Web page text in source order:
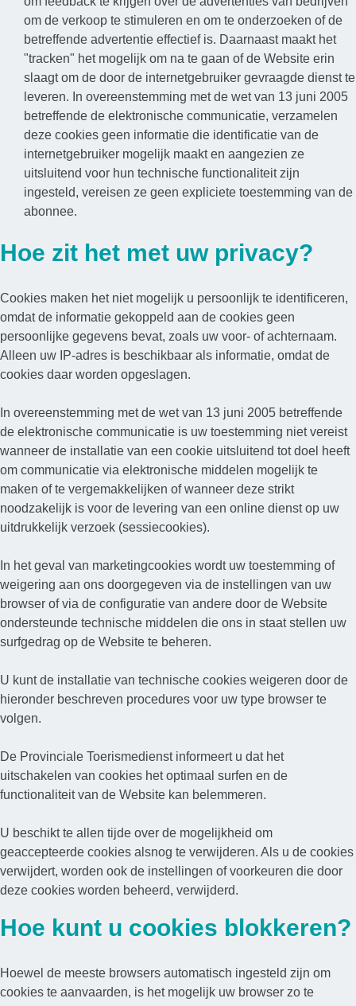
om de verkoop te stimuleren en om te onderzoeken of de
betreffende advertentie effectief is. Daarnaast maakt het
"tracken" het mogelijk om na te gaan of de Website erin
slaagt om de door de internetgebruiker gevraagde dienst te
leveren. In overeenstemming met de wet van 13 juni 2005
betreffende de elektronische communicatie, verzamelen
deze cookies geen informatie die identificatie van de
internetgebruiker mogelijk maakt en aangezien ze
uitsluitend voor hun technische functionaliteit zijn
ingesteld, vereisen ze geen expliciete toestemming van de
abonnee.
Hoe zit het met uw privacy?
Cookies maken het niet mogelijk u persoonlijk te identificeren,
omdat de informatie gekoppeld aan de cookies geen
persoonlijke gegevens bevat, zoals uw voor- of achternaam.
Alleen uw IP-adres is beschikbaar als informatie, omdat de
cookies daar worden opgeslagen.
In overeenstemming met de wet van 13 juni 2005 betreffende
de elektronische communicatie is uw toestemming niet vereist
wanneer de installatie van een cookie uitsluitend tot doel heeft
om communicatie via elektronische middelen mogelijk te
maken of te vergemakkelijken of wanneer deze strikt
noodzakelijk is voor de levering van een online dienst op uw
uitdrukkelijk verzoek (sessiecookies).
In het geval van marketingcookies wordt uw toestemming of
weigering aan ons doorgegeven via de instellingen van uw
browser of via de configuratie van andere door de Website
ondersteunde technische middelen die ons in staat stellen uw
surfgedrag op de Website te beheren.
U kunt de installatie van technische cookies weigeren door de
hieronder beschreven procedures voor uw type browser te
volgen.
De Provinciale Toerismedienst informeert u dat het
uitschakelen van cookies het optimaal surfen en de
functionaliteit van de Website kan belemmeren.
U beschikt te allen tijde over de mogelijkheid om
geaccepteerde cookies alsnog te verwijderen. Als u de cookies
verwijdert, worden ook de instellingen of voorkeuren die door
deze cookies worden beheerd, verwijderd.
Hoe kunt u cookies blokkeren?
Hoewel de meeste browsers automatisch ingesteld zijn om
cookies te aanvaarden, is het mogelijk uw browser zo te